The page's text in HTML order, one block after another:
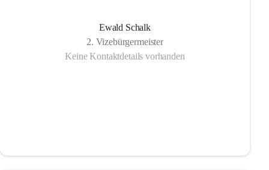
Ewald Schalk
2. Vizebürgermeister
Keine Kontaktdetails vorhanden